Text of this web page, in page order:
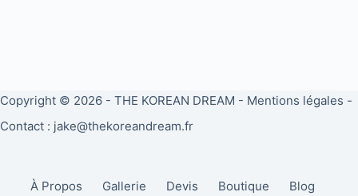
Copyright © 2026 - THE KOREAN DREAM - Mentions légales -
Contact : jake@thekoreandream.fr
À Propos Gallerie Devis Boutique Blog